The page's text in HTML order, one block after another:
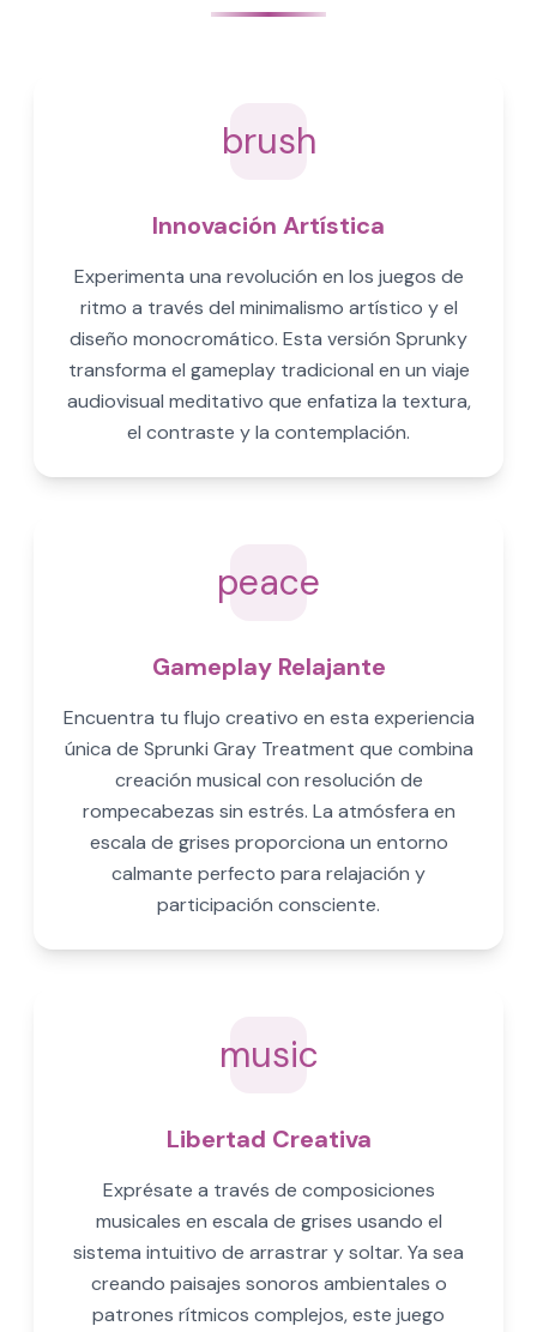
brush
Innovación Artística
Experimenta una revolución en los juegos de
ritmo a través del minimalismo artístico y el
diseño monocromático. Esta versión Sprunky
transforma el gameplay tradicional en un viaje
audiovisual meditativo que enfatiza la textura,
el contraste y la contemplación.
peace
Gameplay Relajante
Encuentra tu flujo creativo en esta experiencia
única de Sprunki Gray Treatment que combina
creación musical con resolución de
rompecabezas sin estrés. La atmósfera en
escala de grises proporciona un entorno
calmante perfecto para relajación y
participación consciente.
music
Libertad Creativa
Exprésate a través de composiciones
musicales en escala de grises usando el
sistema intuitivo de arrastrar y soltar. Ya sea
creando paisajes sonoros ambientales o
patrones rítmicos complejos, este juego